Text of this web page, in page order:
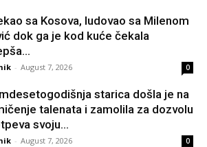
sa Kosova, ludovao sa Milenom
dok ga je kod kuće čekala
- August 7, 2026 0
starica došla je na
talenata i zamolila za dozvolu
svoju...
- August 7, 2026 0